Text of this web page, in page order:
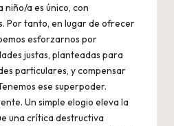
niño/a es único, con
Por tanto, en lugar de ofrecer
esforzarnos por
justas, planteadas para
particulares, y compensar
ese superpoder.
Un simple elogio eleva la
una crítica destructiva